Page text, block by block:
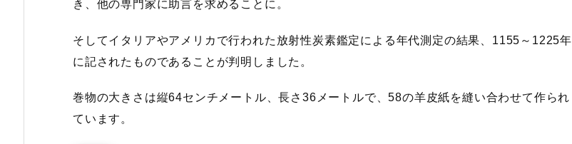
き、他の専門家に助言を求めることに。
そしてイタリアやアメリカで行われた放射性炭素鑑定による年代測定の結果、1155～1225年
に記されたものであることが判明しました。
巻物の大きさは縦64センチメートル、長さ36メートルで、58の羊皮紙を縫い合わせて作られ
ています。